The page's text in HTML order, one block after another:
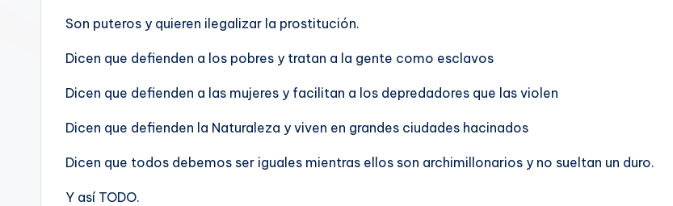
G
M
Son puteros y quieren ilegalizar la prostitución.
Dicen que defienden a los pobres y tratan a la gente como esclavos
Dicen que defienden a las mujeres y facilitan a los depredadores que las violen
Dicen que defienden la Naturaleza y viven en grandes ciudades hacinados
Dicen que todos debemos ser iguales mientras ellos son archimillonarios y no sueltan un duro.
Y así TODO.